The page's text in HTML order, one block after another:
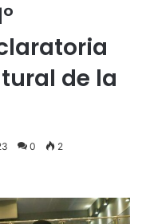
de la
0 2